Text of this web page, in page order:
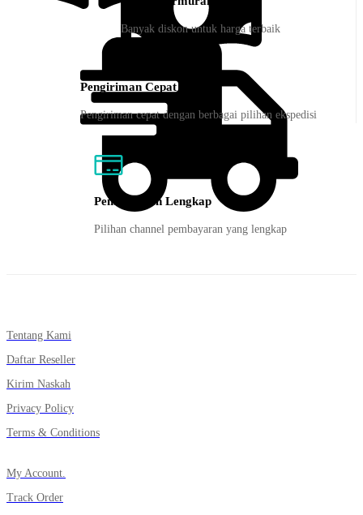
Banyak diskon untuk harga terbaik
Pengiriman Cepat
Pengiriman cepat dengan berbagai pilihan ekspedisi
Pembayaran Lengkap
Pilihan channel pembayaran yang lengkap
Tentang Kami
Daftar Reseller
Kirim Naskah
Privacy Policy
Terms & Conditions
My Account.
Track Order